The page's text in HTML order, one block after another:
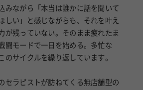
しい」と感じながらも、それを叶え
が残っていない。そのまま疲れたま
闘モードで一日を始める。多忙な
のサイクルを繰り返しています。
とって最高の合理的選択です。準備